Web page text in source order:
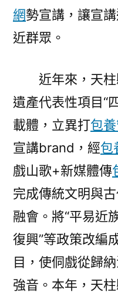
網勢宣講，讓宣
近群眾。
近年來，天
遺產代表性項目“
載體，立異打包
宣講brand，經包
戲山歌+新媒體傳
完成傳統文明與
融會。將“平易近
復興”等政策改編
目，使侗戲從歸
強音。本年，天